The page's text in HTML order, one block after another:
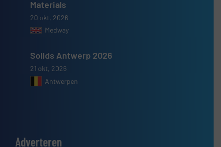
Materials
20 okt, 2026
Medway
Solids Antwerp 2026
21 okt, 2026
Antwerpen
Adverteren